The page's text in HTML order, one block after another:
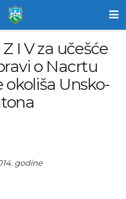
I V za učešće
o Nacrtu
Unsko-
godine